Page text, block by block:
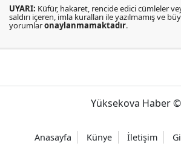
UYARI: Küfür, hakaret, rencide edici cümleler
saldırı içeren, imla kuralları ile yazılmamış ve
yorumlaronaylanmamaktadır.
Yüksekova Haber ©
Anasayfa Künye İletişim